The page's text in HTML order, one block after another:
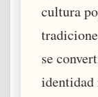
cultura
se
identidad